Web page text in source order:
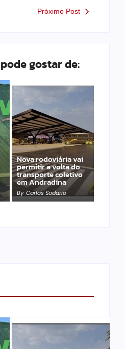
Próximo Post
gostar de:
Nova rodoviária vai
permitir a volta do
transporte coletivo
em Andradina
By Carlos Sodario